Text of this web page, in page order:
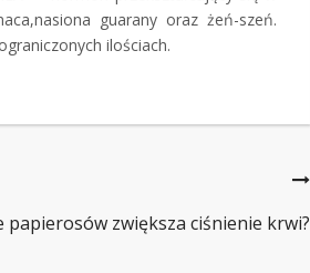
guarany oraz żeń-szeń.
ilościach.
papierosów zwiększa ciśnienie krwi?